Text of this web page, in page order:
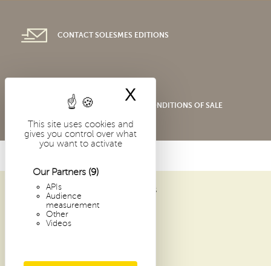
This site uses cookies and
gives you control over what
you want to activate
Our Partners (9)
APIs
Audience
measurement
Other
Videos
X
CONTACT SOLESMES EDITIONS
SHOP GENERAL TERMS AND CONDITIONS OF SALE
ABBAYE SAINT-PIERRE DE SOLESMES
1 PLACE DOM GUÉRANGER
72 300 SOLESMES